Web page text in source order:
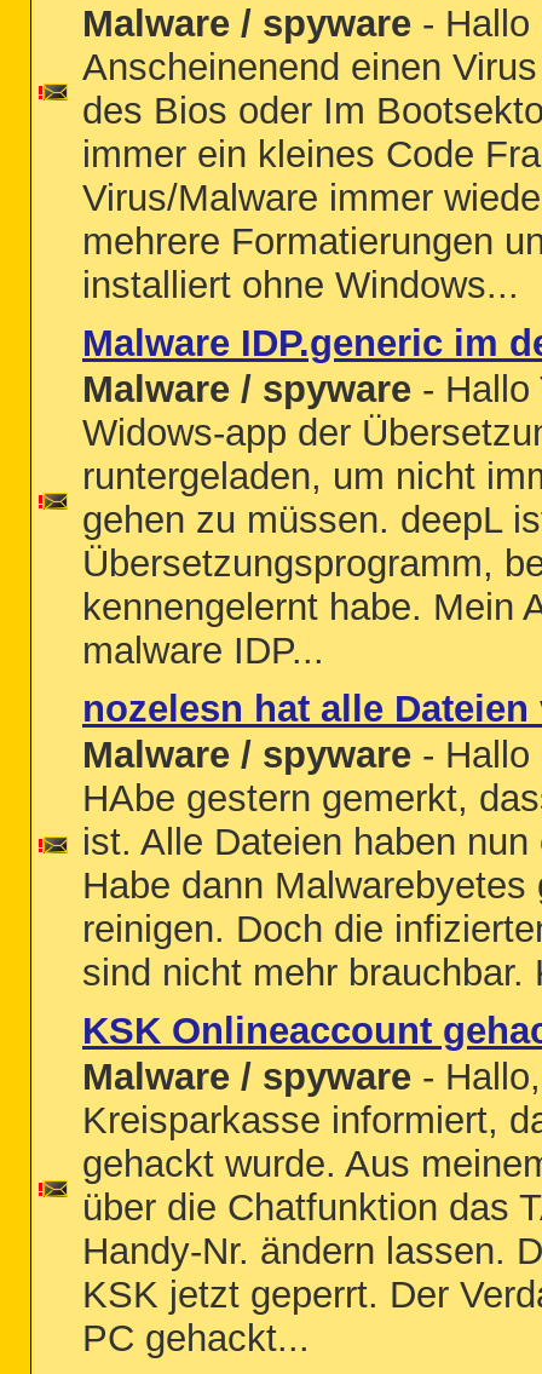
Malware / spyware - Hallo
Anscheinenend einen
des Bios oder Im
immer ein kleines Code
Virus/Malware immer
mehrere Formatierungen
installiert ohne Windows...
Malware IDP.generic im
Malware / spyware - Hallo
Widows-app der
runtergeladen, um nicht
gehen zu müssen. deepL
Übersetzungsprogramm,
kennengelernt habe. Mein
malware IDP...
nozelesn hat alle
Malware / spyware - Hallo
HAbe gestern gemerkt,
ist. Alle Dateien haben
Habe dann
reinigen. Doch die
sind nicht mehr
KSK Onlineaccount
Malware / spyware -
Kreisparkasse informiert,
gehackt wurde. Aus
über die Chatfunktion das
Handy-Nr. ändern lassen.
KSK jetzt geperrt. Der
PC gehackt...